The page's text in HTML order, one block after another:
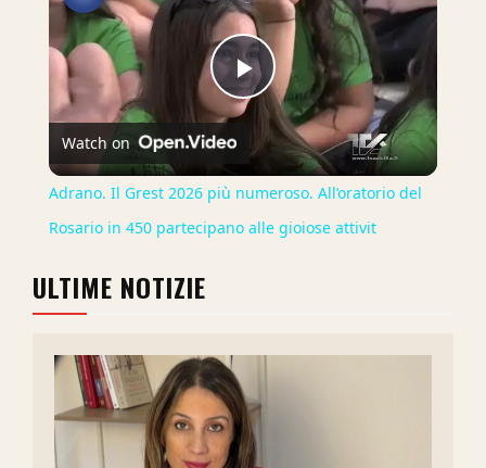
Play
Video
Watch on
Adrano. Il Grest 2026 più numeroso. All’oratorio del
Rosario in 450 partecipano alle gioiose attivit
ULTIME NOTIZIE